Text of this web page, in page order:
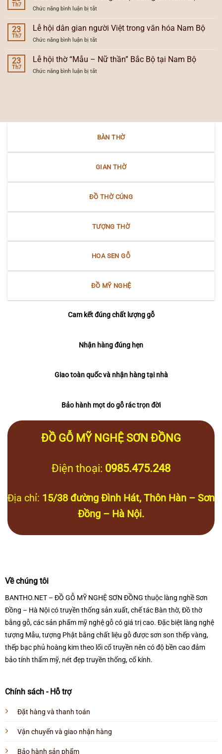
văn
ở
Nam
đăng
và
sự
đèn
thờ
Th7
Chức năng bình luận bị tắtở
Giao
lưu
văn
hóa
trong
lễ
23
Th7
Lễ hội dân gian người Việt trong văn hóa Nam Bộ
Chức năng bình luận bị tắtở
Lễ
hội
gian
Nam
Bộ
23
Th7
Lễ hội thờ “Mẫu – Nữ thần” Bắc Bộ tại Nam Bộ
Chức năng bình luận bị tắtở
Nữ
Bắc
Nam
BÀN THỜ
GIAN THỜ
ĐỒ THỜ CÚNG
TƯỢNG THỜ
HOA SEN GỖ
ĐỒ MỸ NGHỆ
Cam kết đúng chất lượng gỗ
Nhận hàng đúng hẹn
Giao toàn quốc và nhận hàng tại nhà
Bảo hành mọt do gỗ rác trọn đời
ĐỒ GỖ MỸ NGHỆ SƠN ĐỒNG
Điện thoại: 0985.475.248
Địa chỉ: 15/38 đường Đình Hát, Thôn Hàn – Sơn
Đồng – Hà Nội.
Về chúng tôi
BANTHO.NET – ĐỒ GỖ MỸ NGHỆ SƠN ĐỒNG thuộc làng nghề Sơn
Đồng – Hà Nội có truyền thống sản xuất, chế tác Bàn thờ, Đồ thờ
bằng gỗ, các sản phẩm mỹ nghệ gỗ có giá trị cao. Đặc biệt làng nghệ
tượng Mẫu, tượng Phật bằng chất liệu gỗ được sơn son thếp vàng,
thếp bạc phủ hoàng kim theo lối cổ truyền nên có độ bền cao đảm
bảo tính thẩm mỹ, nét đẹp truyền thống, cổ kính.
Chính sách - Hỗ trợ
Đặt hàng và thanh toán
Vận chuyển và giao nhận hàng
Bảo hành sản phẩm